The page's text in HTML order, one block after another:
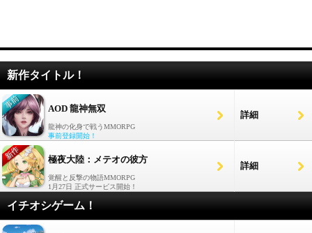
新作タイトル！
AOD 龍神無双
龍神の化身で戦うMMORPG
事前登録開始！
詳細
極夜大陸：メテオの彼方
覚醒と反撃の物語MMORPG
1月27日 正式サービス開始！
詳細
イチオシゲーム！